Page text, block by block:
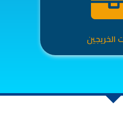
الخريجين